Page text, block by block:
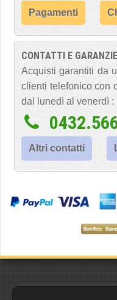
Pagamenti
CONTATTI E GARANZIE
Acquisti garantiti da
clienti telefonico con
dal lunedì al venerdì :
Altri contatti